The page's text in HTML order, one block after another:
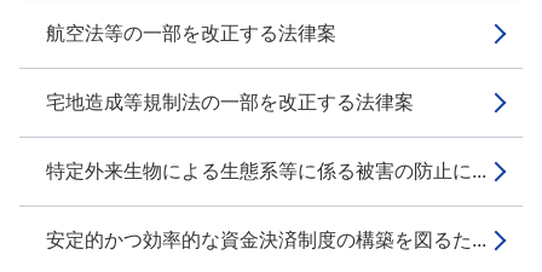
航空法等の一部を改正する法律案
宅地造成等規制法の一部を改正する法律案
特定外来生物による生態系等に係る被害の防止に...
安定的かつ効率的な資金決済制度の構築を図るた...